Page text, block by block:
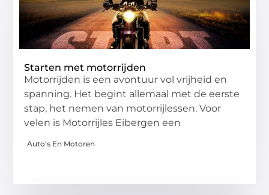
Starten met motorrijden
Motorrijden is een avontuur vol vrijheid en
spanning. Het begint allemaal met de eerste
stap, het nemen van motorrijlessen. Voor
velen is Motorrijles Eibergen een
Auto's En Motoren